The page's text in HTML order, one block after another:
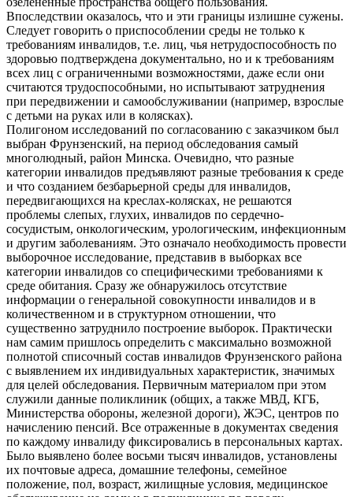
Впоследствии оказалось, что и эти границы излишне сужены.
Следует говорить о приспособлении среды не только к
требованиям инвалидов, т.е. лиц, чья нетрудоспособность по
здоровью подтверждена документально, но и к требованиям
всех лиц с ограниченными возможностями, даже если они
считаются трудоспособными, но испытывают затруднения
при передвижении и самообслуживании (например, взрослые
с детьми на руках или в колясках).
Полигоном исследований по согласованию с заказчиком был
выбран Фрунзенский, на период обследования самый
многолюдный, район Минска. Очевидно, что разные
категории инвалидов предъявляют разные требования к среде
и что созданием безбарьерной среды для инвалидов,
передвигающихся на креслах-колясках, не решаются
проблемы слепых, глухих, инвалидов по сердечно-
сосудистым, онкологическим, урологическим, инфекционным
и другим заболеваниям. Это означало необходимость провести
выборочное исследование, представив в выборках все
категории инвалидов со специфическими требованиями к
среде обитания. Сразу же обнаружилось отсутствие
информации о генеральной совокупности инвалидов и в
количественном и в структурном отношении, что
существенно затруднило построение выборок. Практически
нам самим пришлось определить с максимально возможной
полнотой списочный состав инвалидов Фрунзенского района
с выявлением их индивидуальных характеристик, значимых
для целей обследования. Первичным материалом при этом
служили данные поликлиник (общих, а также МВД, КГБ,
Министерства обороны, железной дороги), ЖЭС, центров по
начислению пенсий. Все отраженные в документах сведения
по каждому инвалиду фиксировались в персональных картах.
Было выявлено более восьми тысяч инвалидов, установлены
их почтовые адреса, домашние телефоны, семейное
положение, пол, возраст, жилищные условия, медицинское